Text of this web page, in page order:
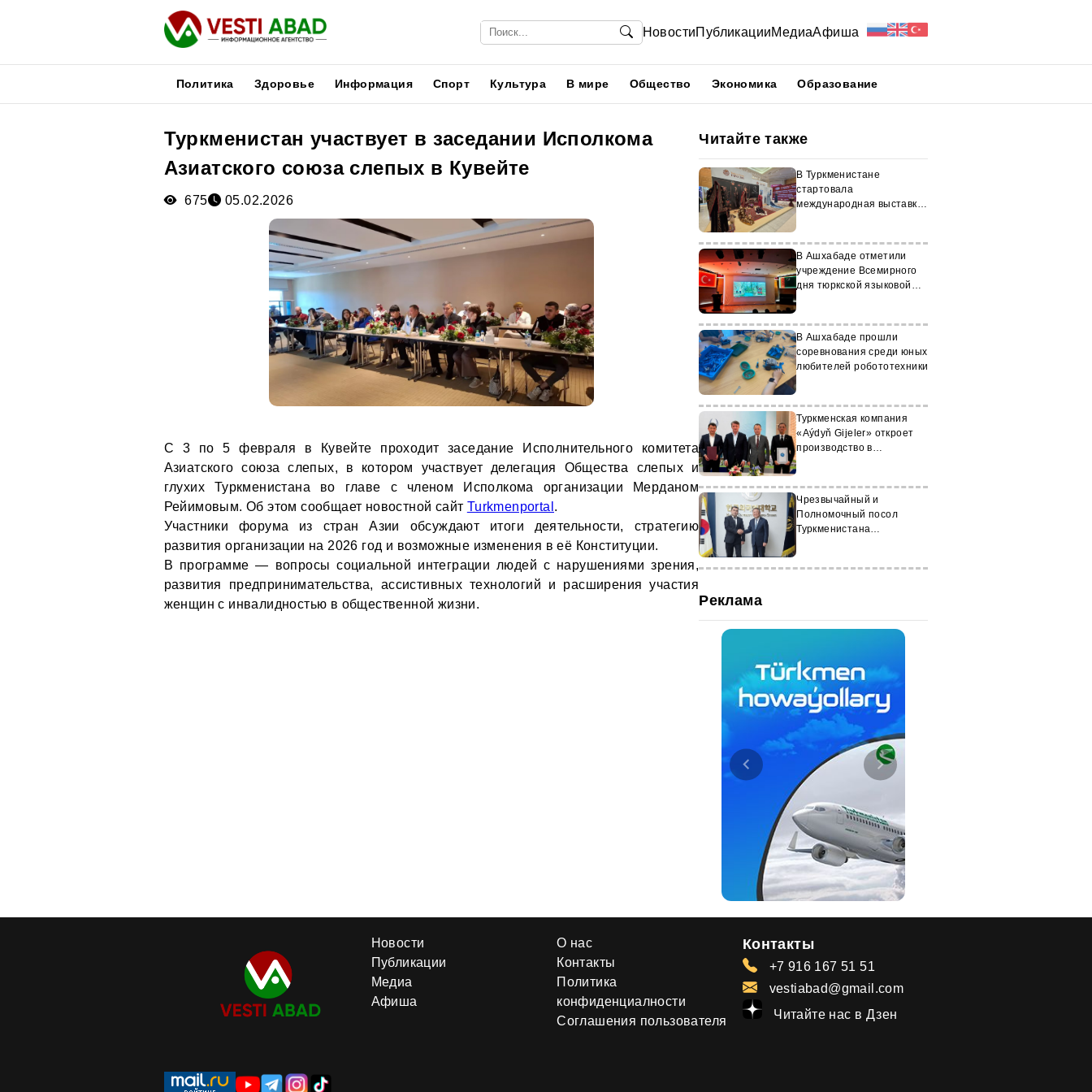
НовостиПубликацииМедиаАфиша
Политика Здоровье Информация Спорт Культура В мире Общество Экономика Образование
Туркменистан участвует в заседании Исполкома
Азиатского союза слепых в Кувейте
675 05.02.2026
С 3 по 5 февраля в Кувейте проходит заседание Исполнительного комитета
Азиатского союза слепых, в котором участвует делегация Общества слепых и
глухих Туркменистана во главе с членом Исполкома организации Мерданом
Рейимовым. Об этом сообщает новостной сайт Turkmenportal .
Участники форума из стран Азии обсуждают итоги деятельности, стратегию
развития организации на 2026 год и возможные изменения в её Конституции.
В программе — вопросы социальной интеграции людей с нарушениями зрения,
развития предпринимательства, ассистивных технологий и расширения участия
женщин с инвалидностью в общественной жизни.
Читайте также
В Туркменистане
стартовала
международная выставка
В Ашхабаде отметили
учреждение Всемирного
дня тюркской языковой
В Ашхабаде прошли
соревнования среди юных
любителей робототехники
Туркменская компания
«Aýdyň Gijeler» откроет
производство в
Чрезвычайный и
Полномочный посол
Туркменистана
ВУЗа
Реклама
Новости
Публикации
Медиа
Афиша
О нас
Контакты
Политика
конфиденциалности
Соглашения пользователя
Контакты
+7 916 167 51 51
vestiabad@gmail.com
Читайте нас в Дзен